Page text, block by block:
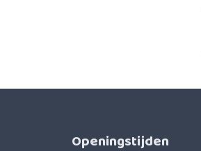
Openingstijden